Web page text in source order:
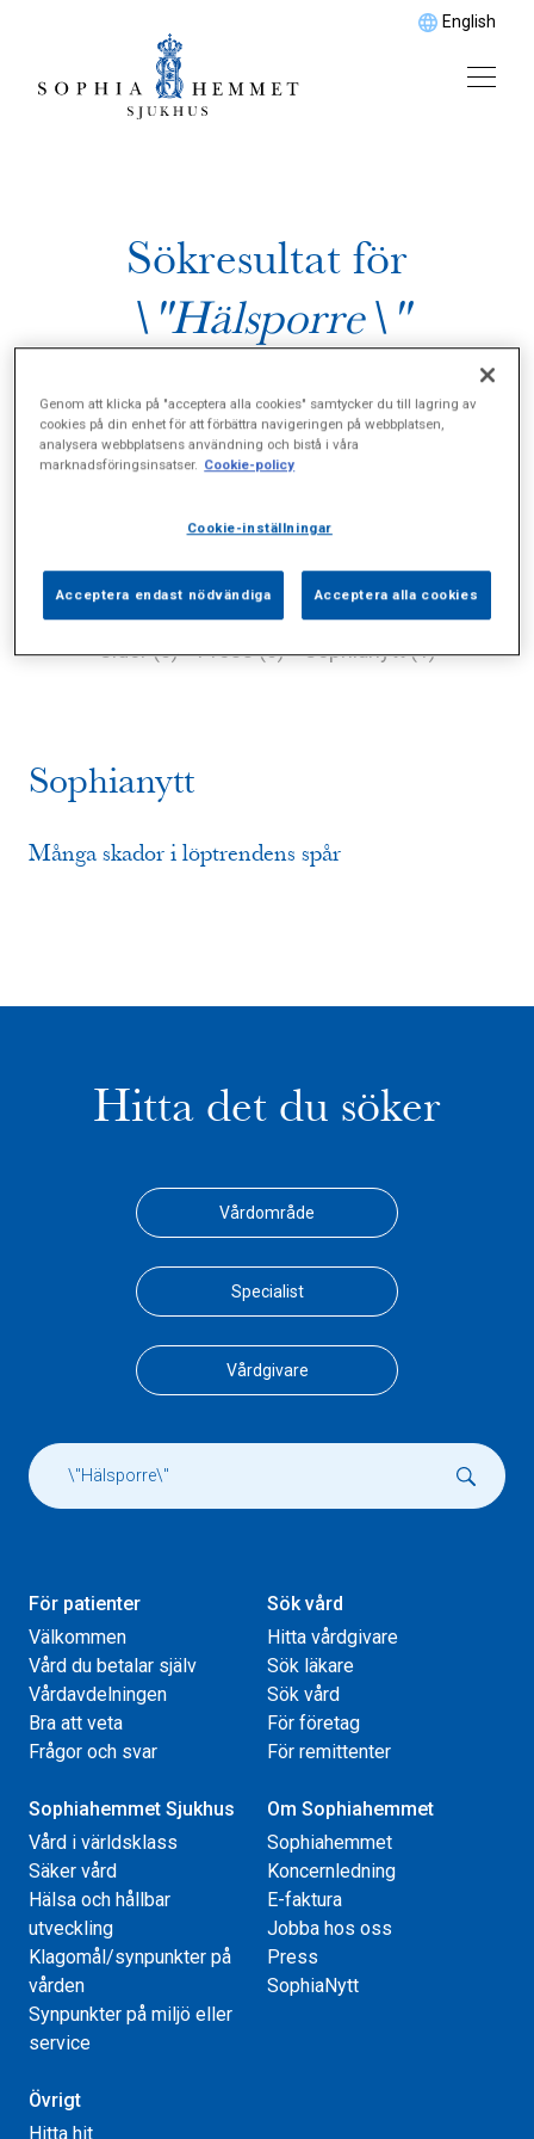
English
Sökresultat för
\"Hälsporre\"
Alla (2) Vårdgivare (0) Specialister (0)
Sidor (0) Press (0) Sophianytt (1)
Sophianytt
Många skador i löptrendens spår
Hitta det du söker
Vårdområde
Specialist
Vårdgivare
För patienter
Välkommen
Vård du betalar själv
Vårdavdelningen
Bra att veta
Frågor och svar
Sök vård
Hitta vårdgivare
Sök läkare
Sök vård
För företag
För remittenter
Sophiahemmet Sjukhus
Vård i världsklass
Säker vård
Hälsa och hållbar
utveckling
Klagomål/synpunkter på
vården
Synpunkter på miljö eller
service
Om Sophiahemmet
Sophiahemmet
Koncernledning
E-faktura
Jobba hos oss
Press
SophiaNytt
Övrigt
Hitta hit
Genom att klicka på "acceptera alla cookies" samtycker du till lagring av
cookies på din enhet för att förbättra navigeringen på webbplatsen,
analysera webbplatsens användning och bistå i våra
marknadsföringsinsatser. Cookie-policy
Cookie-inställningar
Acceptera endast nödvändiga Acceptera alla cookies